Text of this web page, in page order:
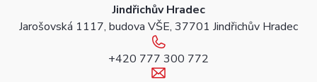
Jindřichův Hradec
Jarošovská 1117, budova VŠE, 37701 Jindřichův Hradec
+420 777 300 772